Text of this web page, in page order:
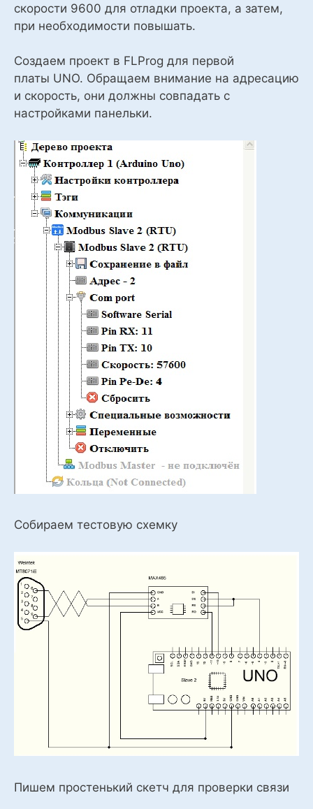
скорости 9600 для отладки проекта, а затем,
при необходимости повышать.
Создаем проект в FLProg для первой
платы UNO. Обращаем внимание на адресацию
и скорость, они должны совпадать с
настройками панельки.
Собираем тестовую схемку
Пишем простенький скетч для проверки связи